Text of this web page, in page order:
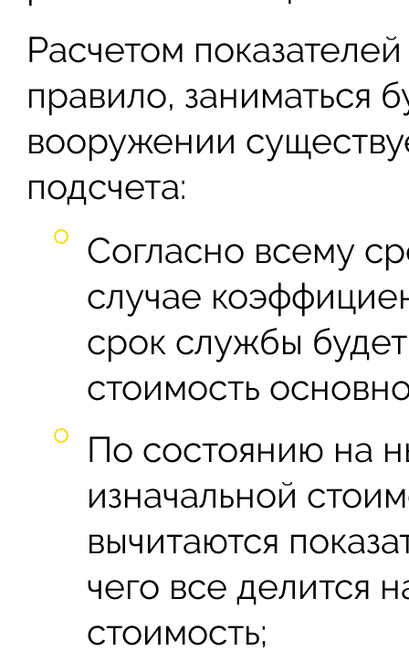
Расчетом
правило, заниматься
вооружении
подсчета:
Согласно всему
случае
срок службы
стоимость
По состоянию на
изначальной
вычитаются
чего все делится
стоимость;